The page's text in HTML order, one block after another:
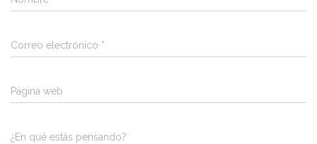
Correo electrónico *
Página web
¿En qué estás pensando?